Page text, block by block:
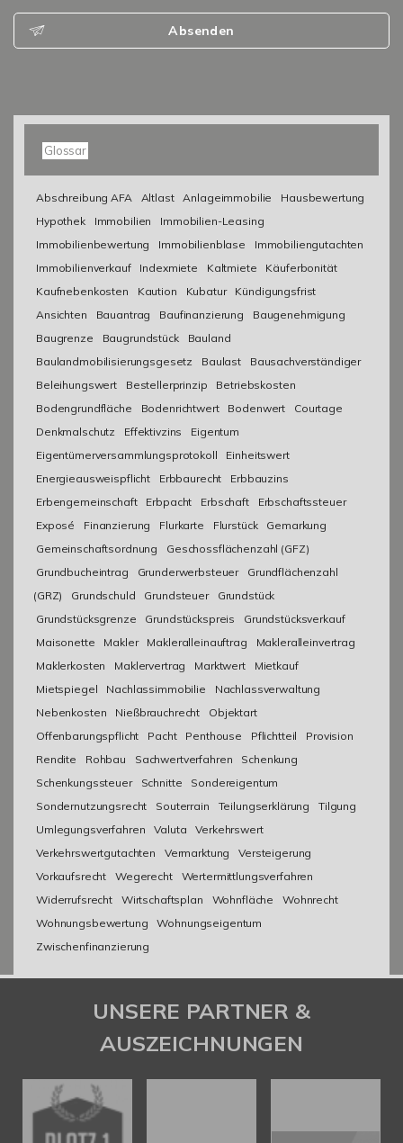
Absenden
Glossar
Abschreibung AFA Altlast Anlageimmobilie
Hausbewertung
Hypothek
Immobilien
Immobilien-Leasing
Immobilienbewertung
Immobilienblase
Immobiliengutachten
Immobilienverkauf
Indexmiete Kaltmiete
Käuferbonität
Kaufnebenkosten
Kaution Kubatur
Kündigungsfrist
Ansichten
Bauantrag Baufinanzierung
Baugenehmigung
Baugrenze
Baugrundstück
Bauland
Baulandmobilisierungsgesetz
Baulast
Bausachverständiger
Beleihungswert
Bestellerprinzip
Betriebskosten
Bodengrundfläche
Bodenrichtwert Bodenwert
Courtage
Denkmalschutz
Effektivzins
Eigentum
Eigentümerversammlungsprotokoll
Einheitswert
Energieausweispflicht
Erbbaurecht
Erbbauzins
Erbengemeinschaft
Erbpacht Erbschaft
Erbschaftssteuer
Exposé
Finanzierung Flurkarte Flurstück
Gemarkung
Gemeinschaftsordnung
Geschossflächenzahl (GFZ)
Grundbucheintrag
Grunderwerbsteuer
Grundflächenzahl
(GRZ)
Grundschuld Grundsteuer
Grundstück
Grundstücksgrenze
Grundstückspreis
Grundstücksverkauf
Maisonette
Makler Makleralleinauftrag
Makleralleinvertrag
Maklerkosten
Maklervertrag Marktwert
Mietkauf
Mietspiegel
Nachlassimmobilie
Nachlassverwaltung
Nebenkosten
Nießbrauchrecht
Objektart
Offenbarungspflicht
Pacht Penthouse Pflichtteil
Provision
Rendite
Rohbau Sachwertverfahren
Schenkung
Schenkungssteuer
Schnitte
Sondereigentum
Sondernutzungsrecht
Souterrain Teilungserklärung
Tilgung
Umlegungsverfahren
Valuta
Verkehrswert
Verkehrswertgutachten
Vermarktung
Versteigerung
Vorkaufsrecht
Wegerecht
Wertermittlungsverfahren
Widerrufsrecht
Wirtschaftsplan Wohnfläche
Wohnrecht
Wohnungsbewertung
Wohnungseigentum
Zwischenfinanzierung
UNSERE PARTNER &
AUSZEICHNUNGEN